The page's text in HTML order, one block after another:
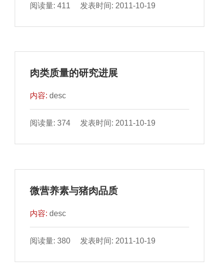
阅读量: 411 发表时间: 2011-10-19
肉类质量的研究进展
内容:desc
阅读量: 374 发表时间: 2011-10-19
微营养素与猪肉品质
内容:desc
阅读量: 380 发表时间: 2011-10-19